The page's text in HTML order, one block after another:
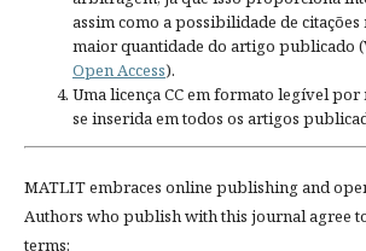
assim como a possibilidade de citações
maior quantidade do artigo publicado
Open Access).
Uma licença CC em formato legível
se inserida em todos os artigos
MATLIT embraces online publishing and
Authors who publish with this journal agree
terms: